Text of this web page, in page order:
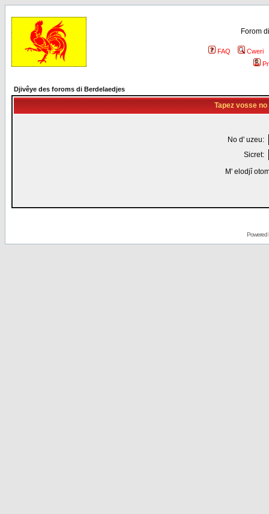
Forom
FAQ
Cweri
Djivêye des foroms di Berdelaedjes
Tapez vosse
No d' uzeu:
Sicret:
M' elodjî
Powered